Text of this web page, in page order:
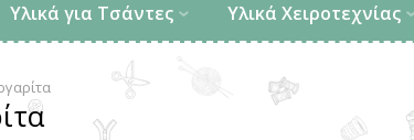
Υλικά για Τσάντες Υλικά Χειροτεχνίας